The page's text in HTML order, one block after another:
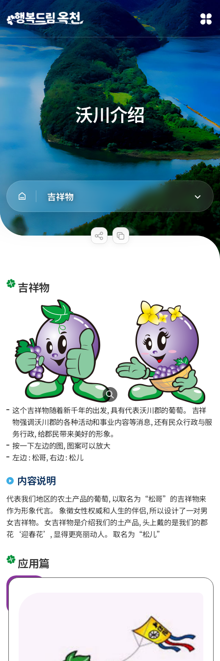
沃川介绍
吉祥物
吉祥物
这个吉祥物随着新千年的出发, 具有代表沃川郡的葡萄。 吉祥
物强调沃川郡的各种活动和事业内容等消息, 还有民众行政与服
务行政, 给郡民带来美好的形象。
按一下左边的图, 图案可以放大
左边 : 松哥, 右边 : 松儿
内容说明
代表我们地区的农土产品的葡萄, 以取名为“松哥”的吉祥物来
作为形象代言。 象徵女性权威和人生的伴侣, 所以设计了一对男
女吉祥物。 女吉祥物是介绍我们的土产品, 头上戴的是我们的郡
花‘迎春花’, 显得更亮丽动人。 取名为“松儿”
应用篇